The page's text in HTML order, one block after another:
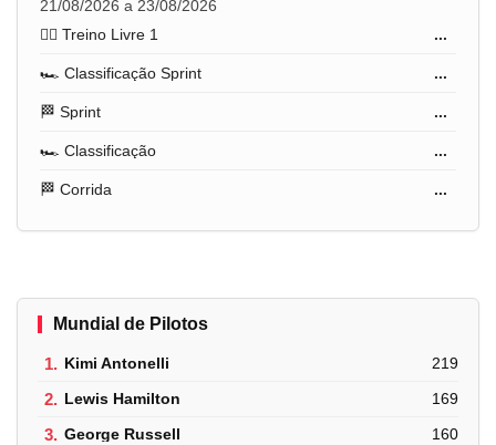
21/08/2026 a 23/08/2026
🏋️‍♂️ Treino Livre 1
...
🏎️ Classificação Sprint ...
🏁 Sprint ...
🏎️ Classificação ...
🏁 Corrida ...
Mundial de Pilotos
1. Kimi Antonelli 219
2. Lewis Hamilton 169
3. George Russell 160